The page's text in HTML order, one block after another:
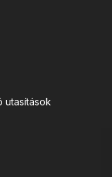
utasítások